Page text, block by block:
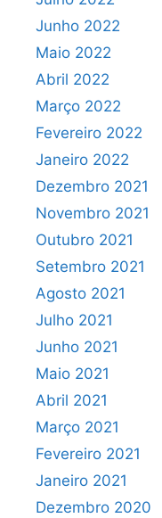
Junho 2022
Maio 2022
Abril 2022
Março 2022
Fevereiro 2022
Janeiro 2022
Dezembro 2021
Novembro 2021
Outubro 2021
Setembro 2021
Agosto 2021
Julho 2021
Junho 2021
Maio 2021
Abril 2021
Março 2021
Fevereiro 2021
Janeiro 2021
Dezembro 2020